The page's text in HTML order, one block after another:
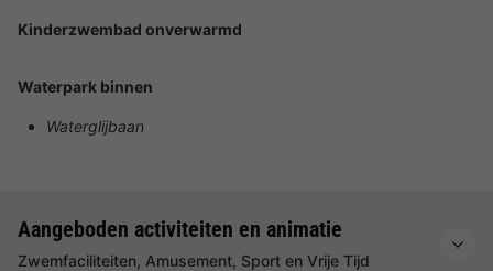
Kinderzwembad onverwarmd
Waterpark binnen
Waterglijbaan
Aangeboden activiteiten en animatie
Zwemfaciliteiten, Amusement, Sport en Vrije Tijd